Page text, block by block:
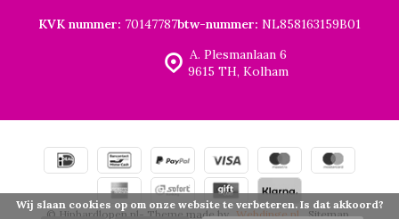
A. Plesmanlaan 6
9615 TH, Kolham
KVK nummer: 70147787btw-nummer: NL858163159B01
© Hiphardlopen.nl- Theme made by Webdinge.nl Sitemap
Wij slaan cookies op om onze website te verbeteren. Is dat akkoord?